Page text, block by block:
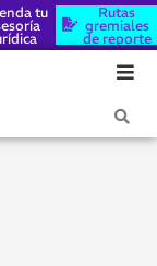
tu Rutas
gremiales
de reporte